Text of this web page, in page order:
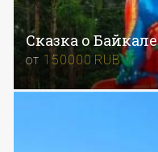
Сказка о Байкале
от 150000 RUB